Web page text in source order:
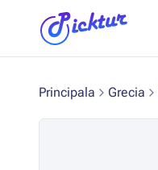
Principala Grecia